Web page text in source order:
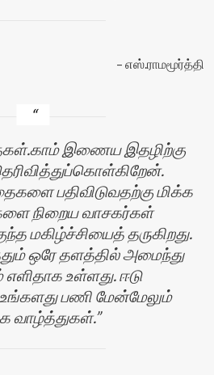
எஸ்.ராமமூர்த்தி
இணைய இதழிற்கு
பதிவிடுவதற்கு மிக்க
நிறைய வாசகர்கள்
மகிழ்ச்சியைத் தருகிறது.
ஒரே தளத்தில் அமைந்து
எளிதாக உள்ளது. ஈடு
பணி மேன்மேலும்
வாழ்த்துகள்.